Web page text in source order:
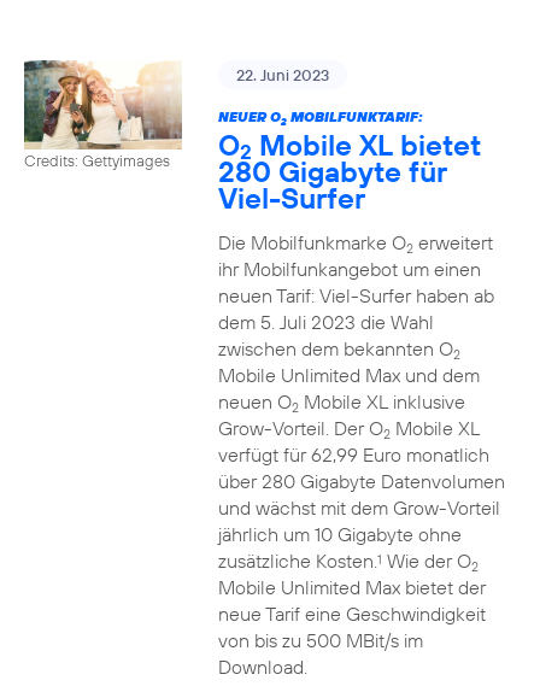
Credits: Gettyimages
22. Juni 2023
NEUER O2MOBILFUNKTARIF:
O2 Mobile XL bietet
280 Gigabyte für
Viel-Surfer
Die Mobilfunkmarke O2erweitert
ihr Mobilfunkangebot um einen
neuen Tarif: Viel-Surfer haben ab
dem 5. Juli 2023 die Wahl
zwischen dem bekannten O2
Mobile Unlimited Max und dem
neuen O2Mobile XL inklusive
Grow-Vorteil. Der O2Mobile XL
verfügt für 62,99 Euro monatlich
über 280 Gigabyte Datenvolumen
und wächst mit dem Grow-Vorteil
jährlich um 10 Gigabyte ohne
zusätzliche Kosten.1 Wie der O2
Mobile Unlimited Max bietet der
neue Tarif eine Geschwindigkeit
von bis zu 500 MBit/s im
Download.